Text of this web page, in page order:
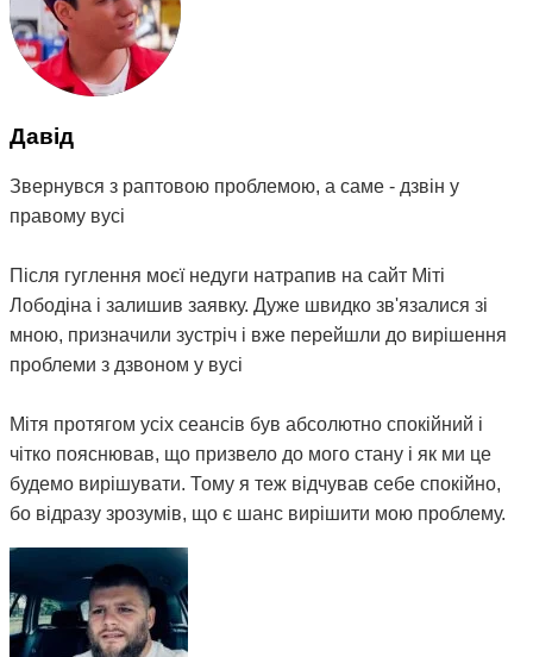
Давід
Звернувся з раптовою проблемою, а саме - дзвін у
правому вусі
Після гуглення моєї недуги натрапив на сайт Міті
Лободіна і залишив заявку. Дуже швидко зв'язалися зі
мною, призначили зустріч і вже перейшли до вирішення
проблеми з дзвоном у вусі
Мітя протягом усіх сеансів був абсолютно спокійний і
чітко пояснював, що призвело до мого стану і як ми це
будемо вирішувати. Тому я теж відчував себе спокійно,
бо відразу зрозумів, що є шанс вирішити мою проблему.
На даний момент після двох сеансів терапії, а також
щоденних вправ, призначених мені Мітею, мій стан
покращився, зник біль у шиї та плечах, і найголовніше -
дзвін став набагато тихішим, а іноді зовсім стихає. Тому